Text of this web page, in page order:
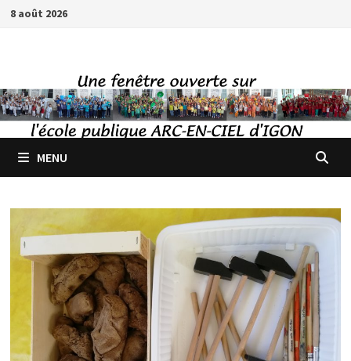
Passer
8 août 2026
MENU